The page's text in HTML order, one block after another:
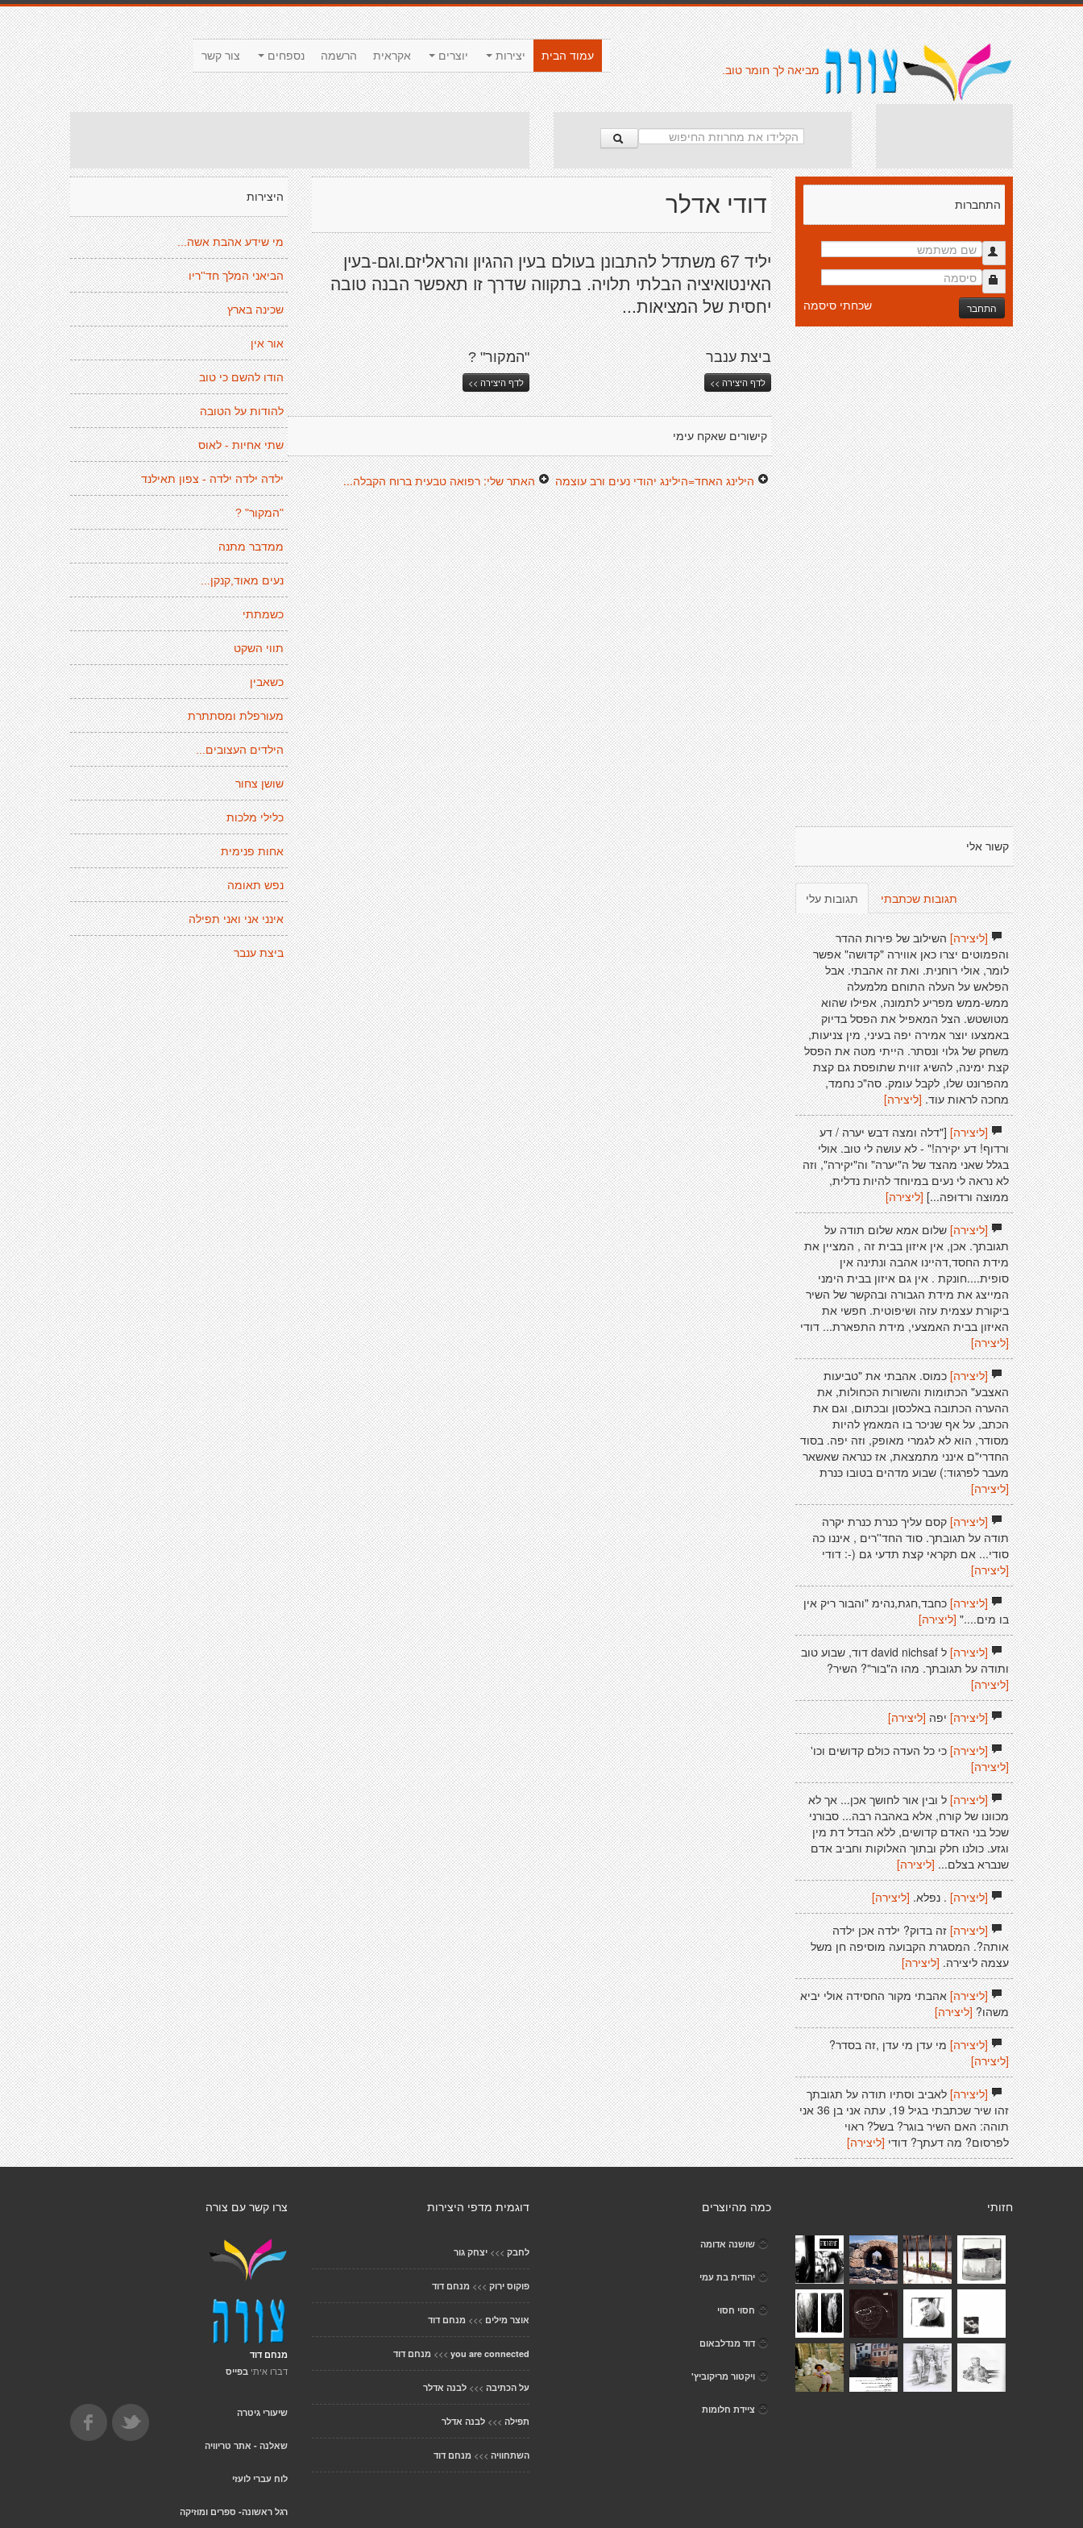
צור קשר נספחים הרשמה אקראית יוצרים יצירות
עמוד הבית
מביאה לך חומר טוב.
היצירות
מי שידע אהבת אשה...
הביאני המלך חד''ריו
שכינה בארץ
אור אין
הודו להשם כי טוב
להודות על הטובה
שתי אחיות - לאוס
ילדה ילדה ילדה - צפון תאילנד
"המקור" ?
ממדבר מתנה
נעים מאוד,קנקן...
כשמתתי
תווי השקט
כשאבין
מעורפלת ומסתתרת
הילדים העצובים...
שושן צחור
כלילי מלכות
אחות פנימית
נפש תאומה
אינני אני ואני תפילה
ביצת ענבר
דודי אדלר
יליד 67 משתדל להתבונן בעולם בעין ההגיון והראליזם.וגם-בעין
האינטואיציה הבלתי תלויה. בתקווה שדרך זו תאפשר הבנה טובה
יחסית של המציאות...
"המקור" ?
לדף היצירה >>
ביצת ענבר
לדף היצירה >>
קישורים שאקח עימי
הילינג האחד=הילינג יהודי נעים ורב עוצמה האתר שלי: רפואה טבעית ברוח הקבלה...
התחברות
התחבר שכחתי סיסמה
קשור אלי
תגובות עלי תגובות שכתבתי
[ליצירה]השילוב של פירות ההדר
והפמוטים יצרו כאן אווירה "קדושה" אפשר
לומר, אולי רוחנית. ואת זה אהבתי. אבל
הפלאש על העלה התוחם מלמעלה
ממש-ממש מפריע לתמונה, אפילו שהוא
מטושטש. הצל המאפיל את הפסל בדיוק
באמצעו יוצר אמירה יפה בעיני, מין צניעות,
משחק של גלוי ונסתר. הייתי מטה את הפסל
קצת ימינה, להשיג זווית שתופסת גם קצת
מהפרונט שלו, לקבל עומק. סה"כ נחמד,
מחכה לראות עוד. [ליצירה]
[ליצירה]["דלה ומצה דבש יערה / דע
ורדוף! דע יקירה!" - לא עושה לי טוב. אולי
בגלל שאני מהצד של ה"יערה" וה"יקירה", וזה
לא נראה לי נעים במיוחד להיות נדלית,
ממוּצה ורדוּפה...] [ליצירה]
[ליצירה]שלום אמא שלום תודה על
תגובתך. אכן, אין איזון בבית זה , המציין את
מידת החסד,דהיינו אהבה ונתינה אין
סופית....חונקת . אין גם איזון בבית הימני
המייצג את מידת הגבורה ובהקשר של השיר
ביקורת עצמית עזה ושיפוטית. חפשי את
האיזון בבית האמצעי, מידת התפארת... דודי
[ליצירה]
[ליצירה]כמוס. אהבתי את "טביעות
האצבע" הכתומות והשורות הכחולות, את
ההערה הכתובה באלכסון ובכתום, וגם את
הכתב, על אף שניכר בו המאמץ להיות
מסודר, הוא לא לגמרי מאופק, וזה יפה. בסוד
החדרי"ם אינני מתמצאת, אז כנראה שאשאר
מעבר לפרגוד:) שבוע מדהים בטובו כּנרת
[ליצירה]
[ליצירה]קסם עליך כנרת כנרת יקרה
תודה על תגובתך. סוד החד''רים , איננו כה
סודי... אם תקראי קצת תדעי גם (-: דודי
[ליצירה]
[ליצירה]כחבד,חגת,נהימ "והבור ריק אין
בו מים...." [ליצירה]
[ליצירה]
ל david nichsaf דוד, שבוע טוב
ותודה על תגובתך. מהו ה"בור"? השיר?
[ליצירה]
[ליצירה]יפה[ליצירה]
[ליצירה]כי כל העדה כולם קדושים וכו'
[ליצירה]
[ליצירה]ל ובין אור לחושך אכן... אך לא
מכוונו של קורח, אלא באהבה רבה... סבורני
שכל בני האדם קדושים, ללא הבדל דת מין
וגזע. כולנו חלק ובתוך האלוקות וחביב אדם
שנברא בצלם... [ליצירה]
[ליצירה]. נפלא. [ליצירה]
[ליצירה]זה בדוק? ילדה אכן ילדה
אותה?. המסגרת הקבועה מוסיפה חן משל
עצמה ליצירה. [ליצירה]
[ליצירה]אהבתי מקור החסידה אולי יביא
משהו? [ליצירה]
[ליצירה]מי עדן מי עדן ,זה בסדר?
[ליצירה]
[ליצירה]לאביב וסתיו תודה על תגובתך
זהו שיר שכתבתי בגיל 19, עתה אני בן 36 אני
תוהה: האם השיר בוגר? בשל? ראוי
לפרסום? מה דעתך? דודי [ליצירה]
צרו קשר עם צורה
מנחם דוד
דברו איתי בפייס
שיעורי גיטרה
שאלנה - אתר טריוויה
לוח עברי לועזי
רגל ראשונה- ספרים ומוזיקה
דוגמית מדפי היצירות
לחבק >>> יצחק גור
פוקוס ירוק >>> מנחם דוד
אוצר מילים >>> מנחם דוד
you are connected
>>> מנחם דוד
על הכתיבה >>> לבנה אדלר
תפילה >>> לבנה אדלר
השתחוויה >>> מנחם דוד
כמה מהיוצרים
שושנה אדומה
יהודית בת עמי
חסוי חסוי
דוד מנדלבאום
ויקטור מריקוביץ'
ציידת חלומות
חזותי